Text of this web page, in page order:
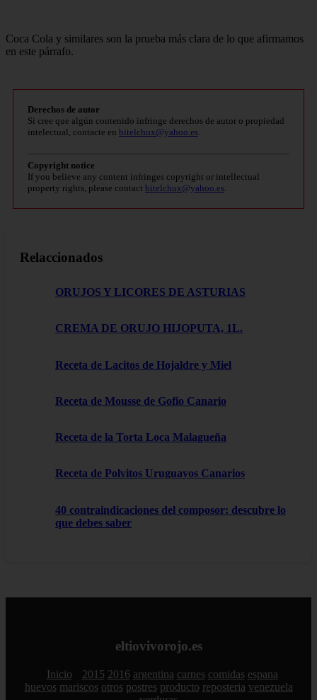
Coca Cola y similares son la prueba más clara de lo que afirmamos
en este párrafo.
Derechos de autor
Si cree que algún contenido infringe derechos de autor o propiedad
intelectual, contacte en bitelchux@yahoo.es
Copyright notice
If you believe any content infringes copyright or intellectual
property rights, please contact bitelchux@yahoo.es
Relaccionados
ORUJOS Y LICORES DE ASTURIAS
CREMA DE ORUJO HIJOPUTA, 1L.
Receta de Lacitos de Hojaldre y Miel
Receta de Mousse de Gofio Canario
Receta de la Torta Loca Malagueña
Receta de Polvitos Uruguayos Canarios
40 contraindicaciones del composor: descubre lo
que debes saber
eltiovivorojo.es
Inicio 2015 2016 argentina carnes comidas espana
huevos mariscos otros postres producto reposteria venezuela